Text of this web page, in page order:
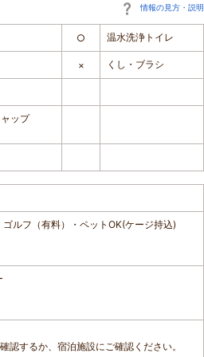
情報の見方・説明
○ 温水洗浄トイレ
× くし・ブラシ
ップ
ルフ（有料）・ペットOK(ケージ持込)
するか、宿泊施設にご確認ください。